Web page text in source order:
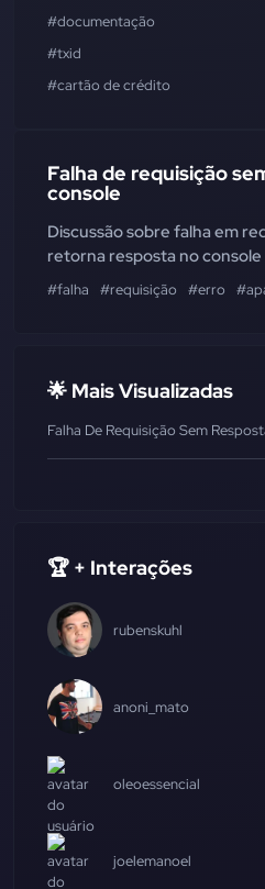
#documentação
#txid
#cartão de crédito
Falha de requisição
console
Discussão sobre falha em
retorna resposta no console
#falha #requisição #erro
🌟 Mais Visualizadas
Falha De Requisição Sem
🏆 + Interações
rubenskuhl
anoni_mato
oleoessencial
joelemanoel